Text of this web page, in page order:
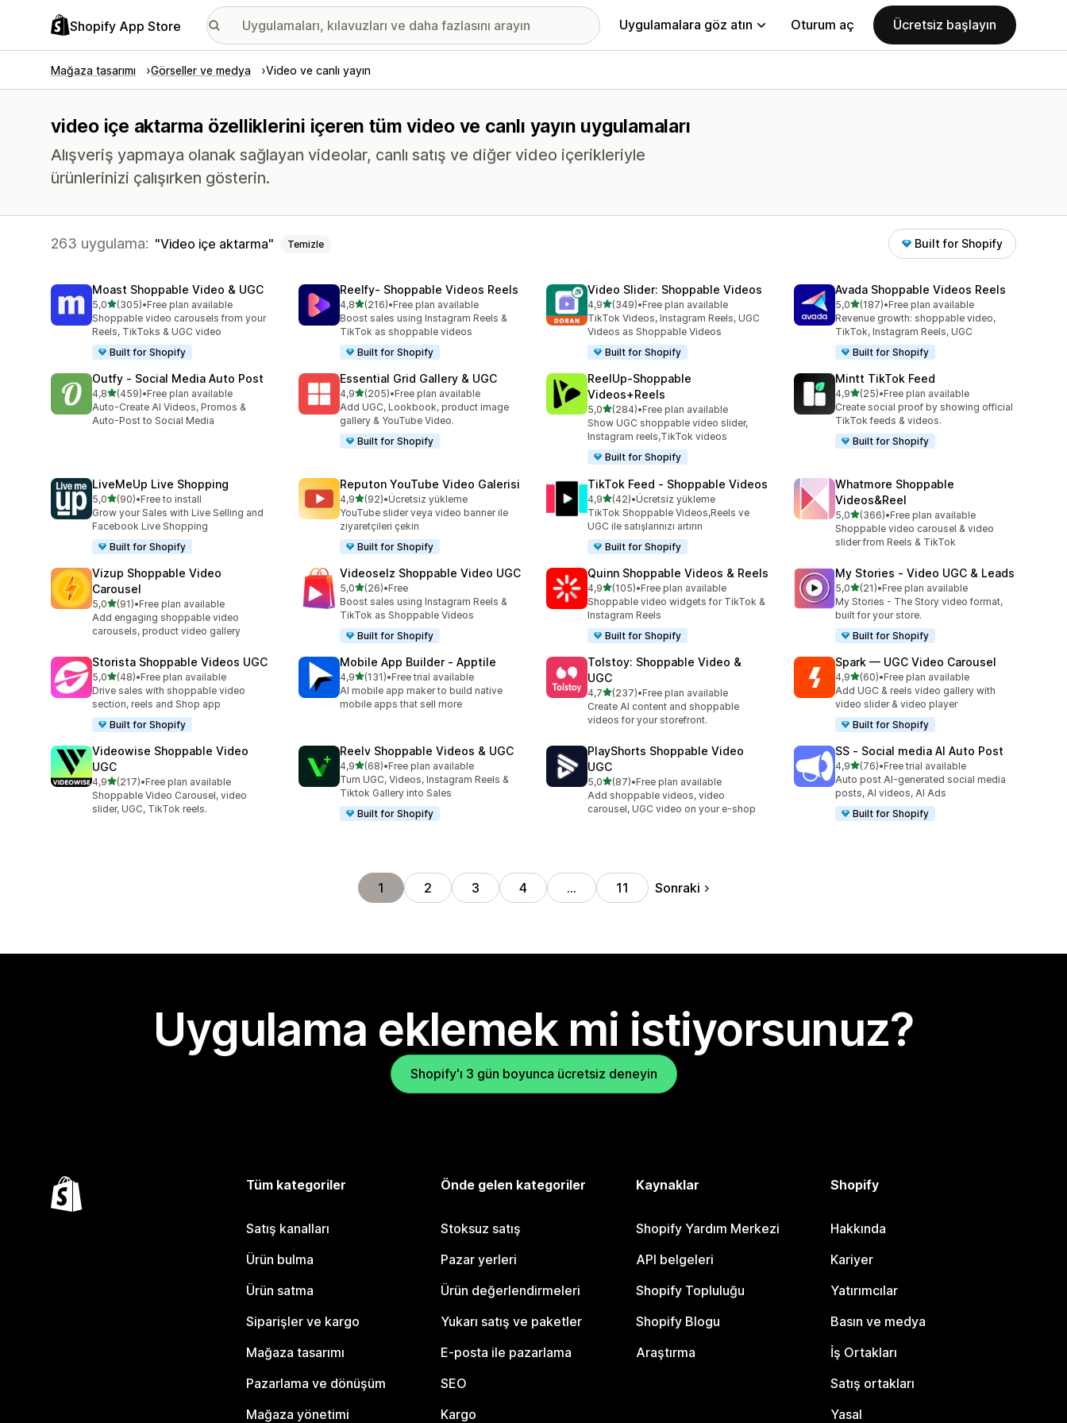
Shopify App Store Uygulamalara göz atın Oturum aç Ücretsiz başlayın
Mağaza tasarımı Görseller ve medya Video ve canlı yayın
video içe aktarma özelliklerini içeren tüm video ve canlı yayın uygulamaları
Alışveriş yapmaya olanak sağlayan videolar, canlı satış ve diğer video içerikleriyle
ürünlerinizi çalışırken gösterin.
263 uygulama: Video içe aktarma Temizle Built for Shopify
Moast Shoppable Video & UGC
5,05 yıldız üzerinden
(305)
toplam 305 değerlendirme
•Free plan available
Shoppable video carousels from your
Reels, TikToks & UGC video
Built for Shopify
Reelfy‑ Shoppable Videos Reels
4,85 yıldız üzerinden
(216)
toplam 216 değerlendirme
•Free plan available
Boost sales using Instagram Reels &
TikTok as shoppable videos
Built for Shopify
Video Slider: Shoppable Videos
4,95 yıldız üzerinden
(349)
toplam 349 değerlendirme
•Free plan available
TikTok Videos, Instagram Reels, UGC
Videos as Shoppable Videos
Built for Shopify
Avada Shoppable Videos Reels
5,05 yıldız üzerinden
(187)
toplam 187 değerlendirme
•Free plan available
Revenue growth: shoppable video,
TikTok, Instagram Reels, UGC
Built for Shopify
Outfy ‑ Social Media Auto Post
4,85 yıldız üzerinden
(459)
toplam 459 değerlendirme
•Free plan available
Auto-Create AI Videos, Promos &
Auto-Post to Social Media
Essential Grid Gallery & UGC
4,95 yıldız üzerinden
(205)
toplam 205 değerlendirme
•Free plan available
Add UGC, Lookbook, product image
gallery & YouTube Video.
Built for Shopify
ReelUp‑Shoppable
Videos+Reels
5,05 yıldız üzerinden
(284)
toplam 284 değerlendirme
•Free plan available
Show UGC shoppable video slider,
Instagram reels,TikTok videos
Built for Shopify
Mintt TikTok Feed
4,95 yıldız üzerinden
(25)
toplam 25 değerlendirme
•Free plan available
Create social proof by showing official
TikTok feeds & videos.
Built for Shopify
LiveMeUp Live Shopping
5,05 yıldız üzerinden
(90)
toplam 90 değerlendirme
•Free to install
Grow your Sales with Live Selling and
Facebook Live Shopping
Built for Shopify
Reputon YouTube Video Galerisi
4,95 yıldız üzerinden
(92)
toplam 92 değerlendirme
•Ücretsiz yükleme
YouTube slider veya video banner ile
ziyaretçileri çekin
Built for Shopify
TikTok Feed ‑ Shoppable Videos
4,95 yıldız üzerinden
(42)
toplam 42 değerlendirme
•Ücretsiz yükleme
TikTok Shoppable Videos,Reels ve
UGC ile satışlarınızı artırın
Built for Shopify
Whatmore Shoppable
Videos&Reel
5,05 yıldız üzerinden
(366)
toplam 366 değerlendirme
•Free plan available
Shoppable video carousel & video
slider from Reels & TikTok
Vizup Shoppable Video
Carousel
5,05 yıldız üzerinden
(91)
toplam 91 değerlendirme
•Free plan available
Add engaging shoppable video
carousels, product video gallery
Videoselz Shoppable Video UGC
5,05 yıldız üzerinden
(26)
toplam 26 değerlendirme
•Free
Boost sales using Instagram Reels &
TikTok as Shoppable Videos
Built for Shopify
Quinn Shoppable Videos & Reels
4,95 yıldız üzerinden
(105)
toplam 105 değerlendirme
•Free plan available
Shoppable video widgets for TikTok &
Instagram Reels
Built for Shopify
My Stories ‑ Video UGC & Leads
5,05 yıldız üzerinden
(21)
toplam 21 değerlendirme
•Free plan available
My Stories - The Story video format,
built for your store.
Built for Shopify
Storista Shoppable Videos UGC
5,05 yıldız üzerinden
(48)
toplam 48 değerlendirme
•Free plan available
Drive sales with shoppable video
section, reels and Shop app
Built for Shopify
Mobile App Builder ‑ Apptile
4,95 yıldız üzerinden
(131)
toplam 131 değerlendirme
•Free trial available
AI mobile app maker to build native
mobile apps that sell more
Tolstoy: Shoppable Video &
UGC
4,75 yıldız üzerinden
(237)
toplam 237 değerlendirme
•Free plan available
Create AI content and shoppable
videos for your storefront.
Spark — UGC Video Carousel
4,95 yıldız üzerinden
(60)
toplam 60 değerlendirme
•Free plan available
Add UGC & reels video gallery with
video slider & video player
Built for Shopify
Videowise Shoppable Video
UGC
4,95 yıldız üzerinden
(217)
toplam 217 değerlendirme
•Free plan available
Shoppable Video Carousel, video
slider, UGC, TikTok reels.
Reelv Shoppable Videos & UGC
4,95 yıldız üzerinden
(68)
toplam 68 değerlendirme
•Free plan available
Turn UGC, Videos, Instagram Reels &
Tiktok Gallery into Sales
Built for Shopify
PlayShorts Shoppable Video
UGC
5,05 yıldız üzerinden
(87)
toplam 87 değerlendirme
•Free plan available
Add shoppable videos, video
carousel, UGC video on your e-shop
SS ‑ Social media AI Auto Post
4,95 yıldız üzerinden
(76)
toplam 76 değerlendirme
•Free trial available
Auto post AI-generated social media
posts, AI videos, AI Ads
Built for Shopify
1 2 3 4 … 11 Sonraki
Uygulama eklemek mi istiyorsunuz?
Shopify'ı 3 gün boyunca ücretsiz deneyin
Tüm kategoriler
Satış kanalları
Ürün bulma
Ürün satma
Siparişler ve kargo
Mağaza tasarımı
Pazarlama ve dönüşüm
Mağaza yönetimi
Önde gelen kategoriler
Stoksuz satış
Pazar yerleri
Ürün değerlendirmeleri
Yukarı satış ve paketler
E-posta ile pazarlama
SEO
Kargo
Kaynaklar
Shopify Yardım Merkezi
API belgeleri
Shopify Topluluğu
Shopify Blogu
Araştırma
Shopify
Hakkında
Kariyer
Yatırımcılar
Basın ve medya
İş Ortakları
Satış ortakları
Yasal